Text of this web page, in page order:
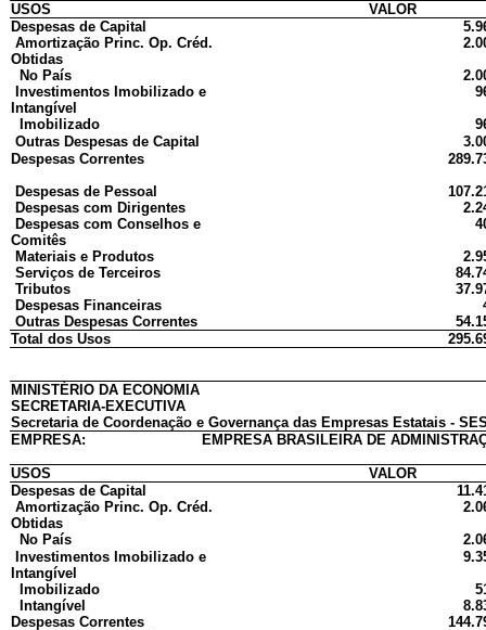
USOS
VALOR
Despesas de Capital
Amortização Princ. Op. Créd.
Obtidas
No País
Investimentos Imobilizado e
Intangível
Imobilizado
Outras Despesas de Capital
Despesas Correntes
Despesas de Pessoal
Despesas com Dirigentes
Despesas com Conselhos e
Comitês
Materiais e Produtos
Serviços de Terceiros
Tributos
Despesas Financeiras
Outras Despesas Correntes
Total dos Usos
MINISTÉRIO DA ECONOMIA
SECRETARIA-EXECUTIVA
Secretaria de Coordenação e Governança das Empresas Estatais -
EMPRESA:
EMPRESA BRASILEIRA DE
USOS
VALOR
Despesas de Capital
Amortização Princ. Op. Créd.
Obtidas
No País
Investimentos Imobilizado e
Intangível
Imobilizado
Intangível
Despesas Correntes